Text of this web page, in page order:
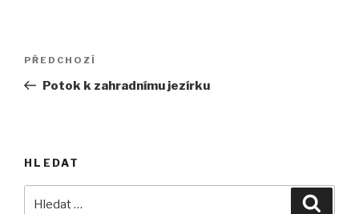
Navigace
příspěvek
Předchozí
příspěvek
PŘEDCHOZÍ
Potok k zahradnímu jezírku
HLEDAT